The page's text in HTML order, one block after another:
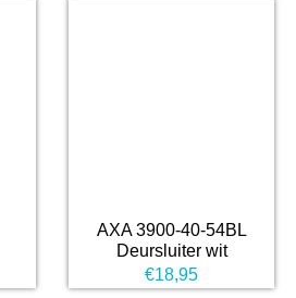
AXA 3900-40-54BL
Deursluiter wit
€18,95